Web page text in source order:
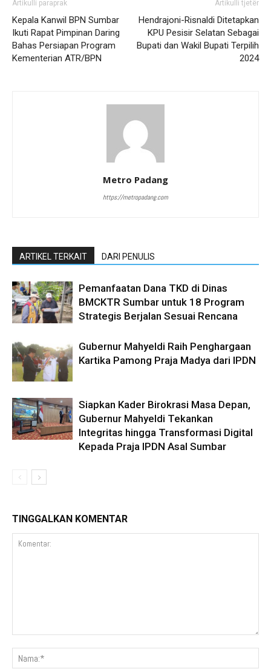
Artikulli paraprak
Kepala Kanwil BPN Sumbar
Ikuti Rapat Pimpinan Daring
Bahas Persiapan Program
Kementerian ATR/BPN
Artikulli tjetër
Hendrajoni-Risnaldi Ditetapkan
KPU Pesisir Selatan Sebagai
Bupati dan Wakil Bupati Terpilih
2024
Metro Padang
https://metropadang.com
ARTIKEL TERKAIT DARI PENULIS
Pemanfaatan Dana TKD di Dinas
BMCKTR Sumbar untuk 18 Program
Strategis Berjalan Sesuai Rencana
Gubernur Mahyeldi Raih Penghargaan
Kartika Pamong Praja Madya dari IPDN
Siapkan Kader Birokrasi Masa Depan,
Gubernur Mahyeldi Tekankan
Integritas hingga Transformasi Digital
Kepada Praja IPDN Asal Sumbar
TINGGALKAN KOMENTAR